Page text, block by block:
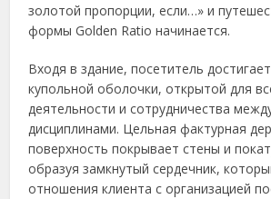
золотой пропорции, если…» и
формы Golden Ratio начинается.
Входя в здание, посетитель
купольной оболочки, открытой для
деятельности и сотрудничества
дисциплинами. Цельная фактурная
поверхность покрывает стены и
образуя замкнутый сердечник,
отношения клиента с организацией